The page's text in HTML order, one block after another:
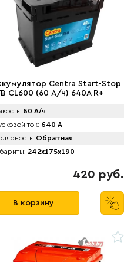
Centra Start-Stop
CL600 (60 А/ч) 640A R+
60 А/ч
ток: 640 А
Обратная
242x175x190
420 руб.
В корзину